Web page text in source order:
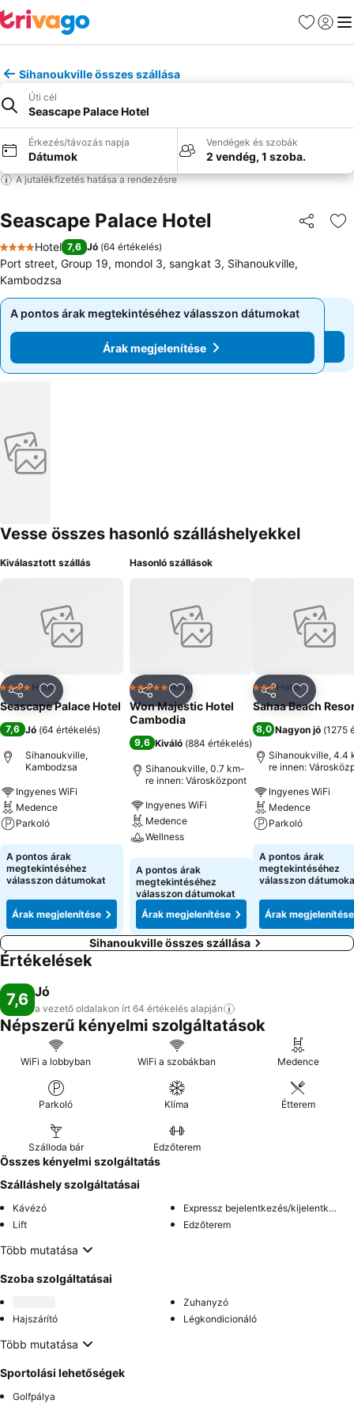
Kedvencek
Sihanoukville összes szállása
Úti cél
Seascape Palace Hotel
Érkezés/távozás napja
Dátumok
Vendégek és szobák
2 vendég, 1 szoba.
A jutalékfizetés hatása a rendezésre
Seascape Palace Hotel
4 Kategória
Hotel 7,6 Jó (64 értékelés)
Port street, Group 19, mondol 3, sangkat 3, Sihanoukville,
Kambodzsa
A pontos árak megtekintéséhez válasszon dátumokat
Árak megjelenítése
A pontos árak megtekintéséhez válasszon dátumokat
Árak megjelenítése
Vesse összes hasonló szálláshelyekkel
Kiválasztott szállás
MegosztásHozzáadás a kedvencekhez
4 Kategória
Hotel
Seascape Palace Hotel
7,6 Jó (64 értékelés)
Sihanoukville,
Kambodzsa
Ingyenes WiFi
Medence
Parkoló
Árak megjelenítése
A pontos árak
megtekintéséhez
válasszon dátumokat
Árak megjelenítése
Hasonló szállások
MegosztásHozzáadás a kedvencekhez
5 KategóriaHotel
Won Majestic Hotel
Cambodia
9,6 Kiváló (884 értékelés)
Sihanoukville, 0.7 km-
re innen: Városközpont
Ingyenes WiFi
Medence
Wellness
Árak megjelenítése
A pontos árak
megtekintéséhez
válasszon dátumokat
Árak megjelenítése
Megosztás
3 Kategória
Hotel
Sahaa Beach
8,0 Nagyon jó (1275
Sihanoukville, 4.4
re innen:
Ingyenes WiFi
Medence
Parkoló
Árak
A pontos árak
megtekintéséhez
válasszon
Árak megjelenítése
Sihanoukville összes szállása
Értékelések
7,6 Jó
a vezető oldalakon írt 64 értékelés alapján
Népszerű kényelmi szolgáltatások
WiFi a lobbyban WiFi a szobákban Medence
Parkoló Klíma Étterem
Szálloda bár Edzőterem
Összes kényelmi szolgáltatás
Szálláshely szolgáltatásai
Kávézó
Expressz bejelentkezés/kijelentkezés
Lift
Edzőterem
Több mutatása
Szoba szolgáltatásai
Zuhanyzó
Hajszárító
Légkondicionáló
Több mutatása
Sportolási lehetőségek
Golfpálya